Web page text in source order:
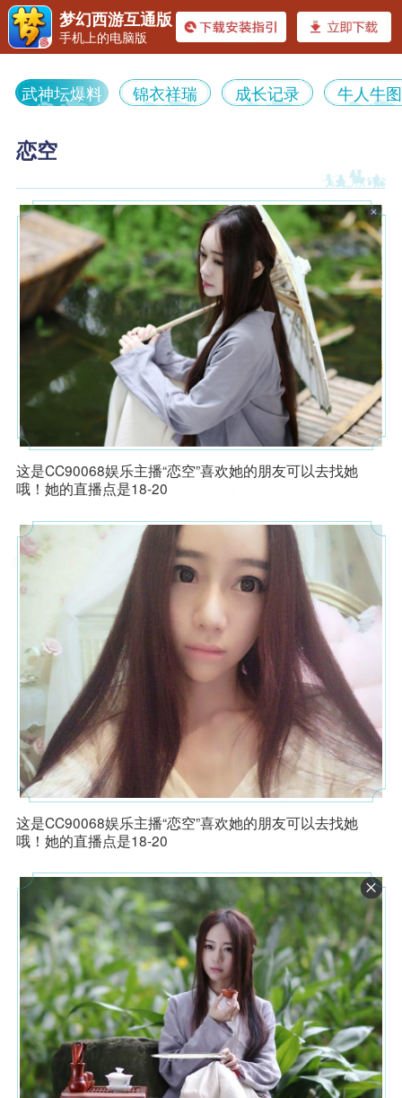
《梦幻
西游》
电脑版
官方网
站 - 网
易西游
题材扛
梦幻西游互通版
手机上的电脑版
武神坛爆料 锦衣祥瑞 成长记录 牛人牛图
装备顶配带6特技 细节拉满的服
战地府
武神坛48强 16+10带5特技服战
五庄
高封印命中率 夫子庙服战地府全
方位展示
服战法系两套装备 宝宝更是领先
版本
苏堤春晓九神团队 招服战化生冲
刺武神坛
武神坛16强地府 谛听都是T0级
的
恋空
这是CC90068娱乐主播“恋空”喜欢她的朋友可以去找她
哦！她的直播点是18-20
这是CC90068娱乐主播“恋空”喜欢她的朋友可以去找她
哦！她的直播点是18-20